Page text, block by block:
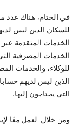
في الختام، هناك عدد
للسكان الذين ليس
الخدمات المتقدمة عبر
الخدمات المصرفية
للوكلاء، والخدمات
الذين ليس لديهم
التي يحتاجون إليها.
ومن خلال العمل معًا